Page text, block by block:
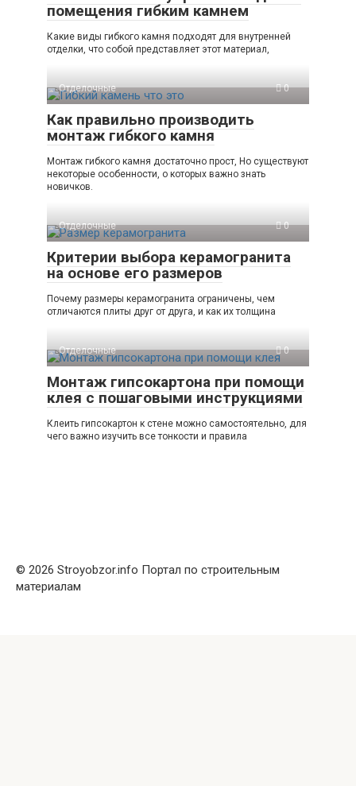
помещения гибким камнем
Какие виды гибкого камня подходят для внутренней
отделки, что собой представляет этот материал,
Отделочные 0
Как правильно производить
монтаж гибкого камня
Монтаж гибкого камня достаточно прост, Но существуют
некоторые особенности, о которых важно знать
новичков.
Отделочные 0
Критерии выбора керамогранита
на основе его размеров
Почему размеры керамогранита ограничены, чем
отличаются плиты друг от друга, и как их толщина
Отделочные 0
Монтаж гипсокартона при помощи
клея с пошаговыми инструкциями
Клеить гипсокартон к стене можно самостоятельно, для
чего важно изучить все тонкости и правила
© 2026 Stroyobzor.info Портал по строительным
материалам